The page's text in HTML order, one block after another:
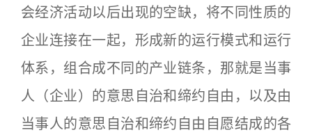
会经济活动以后出现的空缺，将不同性质的
企业连接在一起，形成新的运行模式和运行
体系，组合成不同的产业链条，那就是当事
人（企业）的意思自治和缔约自由，以及由
当事人的意思自治和缔约自由自愿结成的各